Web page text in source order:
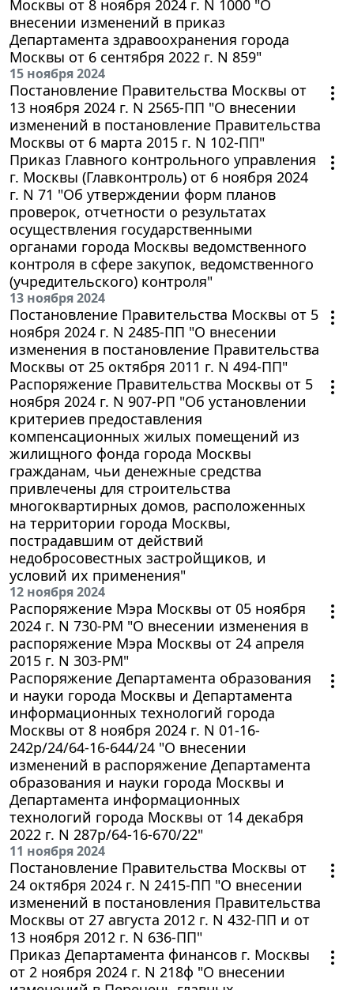
Москвы от 8 ноября 2024 г. N 1000 "О
внесении изменений в приказ
Департамента здравоохранения города
Москвы от 6 сентября 2022 г. N 859"
15 ноября 2024
Постановление Правительства Москвы от
13 ноября 2024 г. N 2565-ПП "О внесении
изменений в постановление Правительства
Москвы от 6 марта 2015 г. N 102-ПП"
Приказ Главного контрольного управления
г. Москвы (Главконтроль) от 6 ноября 2024
г. N 71 "Об утверждении форм планов
проверок, отчетности о результатах
осуществления государственными
органами города Москвы ведомственного
контроля в сфере закупок, ведомственного
(учредительского) контроля"
13 ноября 2024
Постановление Правительства Москвы от 5
ноября 2024 г. N 2485-ПП "О внесении
изменения в постановление Правительства
Москвы от 25 октября 2011 г. N 494-ПП"
Распоряжение Правительства Москвы от 5
ноября 2024 г. N 907-РП "Об установлении
критериев предоставления
компенсационных жилых помещений из
жилищного фонда города Москвы
гражданам, чьи денежные средства
привлечены для строительства
многоквартирных домов, расположенных
на территории города Москвы,
пострадавшим от действий
недобросовестных застройщиков, и
условий их применения"
12 ноября 2024
Распоряжение Мэра Москвы от 05 ноября
2024 г. N 730-РМ "О внесении изменения в
распоряжение Мэра Москвы от 24 апреля
2015 г. N 303-РМ"
Распоряжение Департамента образования
и науки города Москвы и Департамента
информационных технологий города
Москвы от 8 ноября 2024 г. N 01-16-
242р/24/64-16-644/24 "О внесении
изменений в распоряжение Департамента
образования и науки города Москвы и
Департамента информационных
технологий города Москвы от 14 декабря
2022 г. N 287р/64-16-670/22"
11 ноября 2024
Постановление Правительства Москвы от
24 октября 2024 г. N 2415-ПП "О внесении
изменений в постановления Правительства
Москвы от 27 августа 2012 г. N 432-ПП и от
13 ноября 2012 г. N 636-ПП"
Приказ Департамента финансов г. Москвы
от 2 ноября 2024 г. N 218ф "О внесении